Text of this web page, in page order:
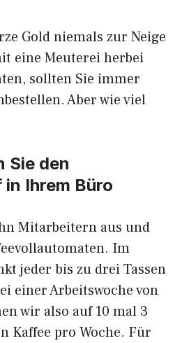
Gold niemals zur Neige
eine Meuterei herbei
sollten Sie immer
Aber wie viel
Sie den
Ihrem Büro
Mitarbeitern aus und
Im
jeder bis zu drei Tassen
einer Arbeitswoche von
wir also auf 10 mal 3
Kaffee pro Woche. Für